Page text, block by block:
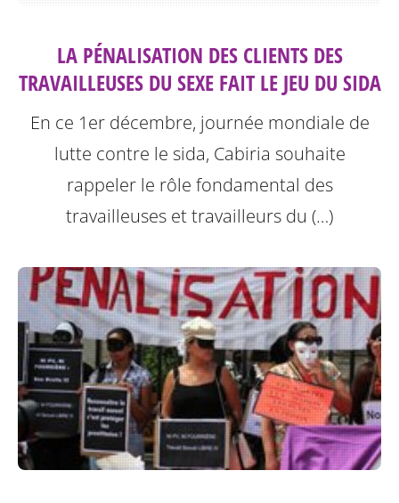
LA PÉNALISATION DES CLIENTS DES
TRAVAILLEUSES DU SEXE FAIT LE JEU DU SIDA
En ce 1er décembre, journée mondiale de
lutte contre le sida, Cabiria souhaite
rappeler le rôle fondamental des
travailleuses et travailleurs du (…)